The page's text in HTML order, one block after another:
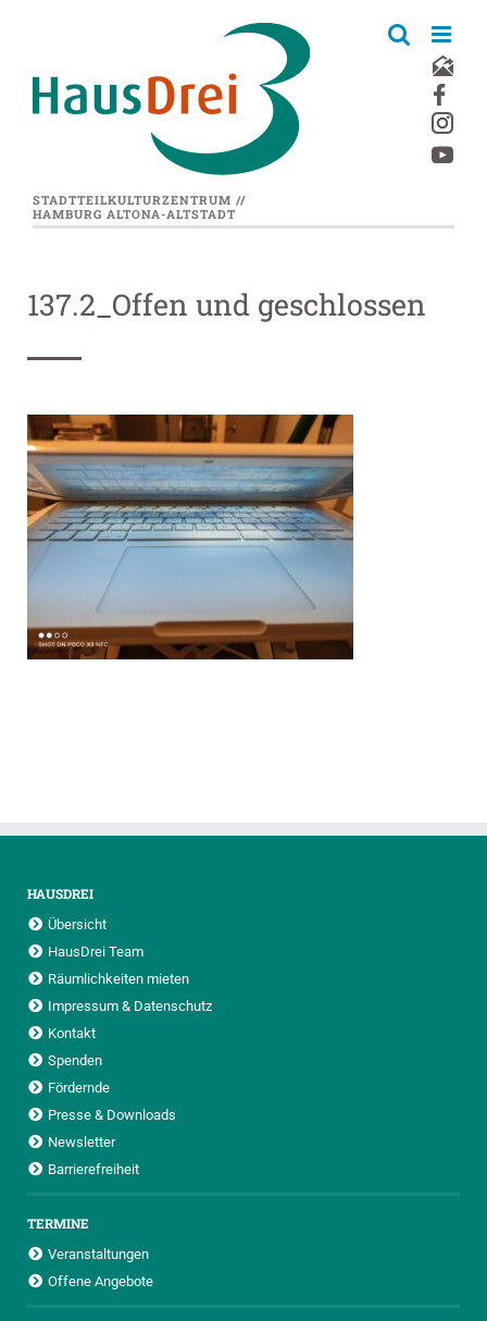
STADTTEILKULTURZENTRUM //
HAMBURG ALTONA-ALTSTADT
137.2_Offen und geschlossen
HAUSDREI
Übersicht
HausDrei Team
Räumlichkeiten mieten
Impressum & Datenschutz
Kontakt
Spenden
Fördernde
Presse & Downloads
Newsletter
Barrierefreiheit
TERMINE
Veranstaltungen
Offene Angebote